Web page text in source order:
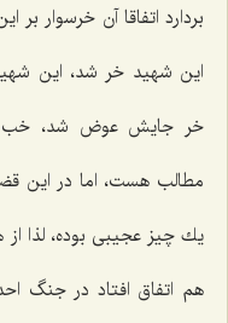
بردارد اتفاقا آن خرسوار
این شهید خر شد، این
خر جایش عوض شد، خب
مطالب هست، اما در این
یك چیز عجیبی بوده، لذا
هم اتفاق افتاد در جنگ